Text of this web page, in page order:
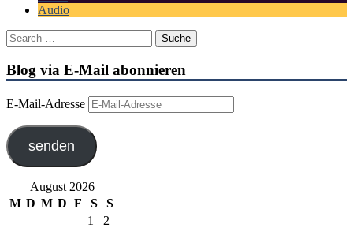
Audio
Blog via E-Mail abonnieren
E-Mail-Adresse
senden
August 2026
M D M D F S
S
1
2